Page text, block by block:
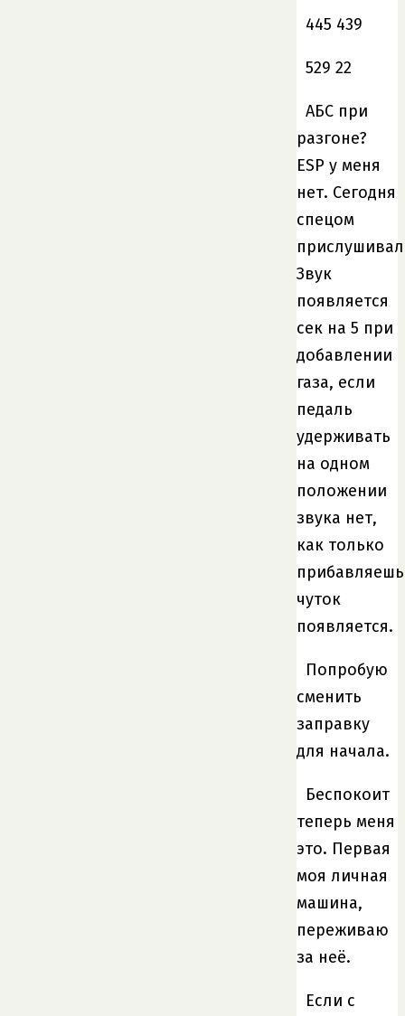
445 439
529 22
АБС при
разгоне?
ESP у меня
нет. Сегодня
спецом
Звук
появляется
сек на 5 при
добавлении
газа, если
педаль
удерживать
на одном
положении
звука нет,
как только
прибавляешь
чуток
появляется.
Попробую
сменить
заправку
для начала.
Беспокоит
теперь меня
это. Первая
моя личная
машина,
переживаю
за неё.
Если с